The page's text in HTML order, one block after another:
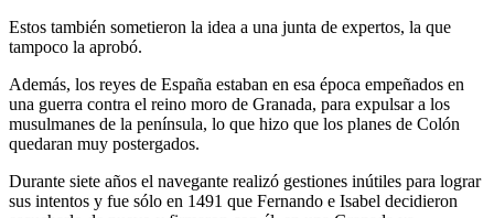
Estos también sometieron la idea a una junta de expertos, la que
tampoco la aprobó.
Además, los reyes de España estaban en esa época empeñados en
una guerra contra el reino moro de Granada, para expulsar a los
musulmanes de la península, lo que hizo que los planes de Colón
quedaran muy postergados.
Durante siete años el navegante realizó gestiones inútiles para lograr
sus intentos y fue sólo en 1491 que Fernando e Isabel decidieron